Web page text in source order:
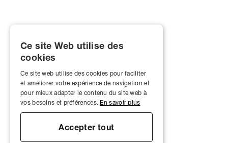
Ce site Web utilise des
cookies
Ce site web utilise des cookies pour faciliter
et améliorer votre expérience de navigation et
pour mieux adapter le contenu du site web à
vos besoins et préférences. En savoir plus
Accepter tout